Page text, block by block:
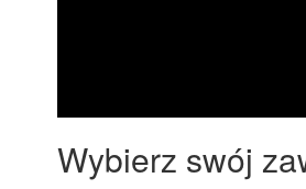
Wybierz swój